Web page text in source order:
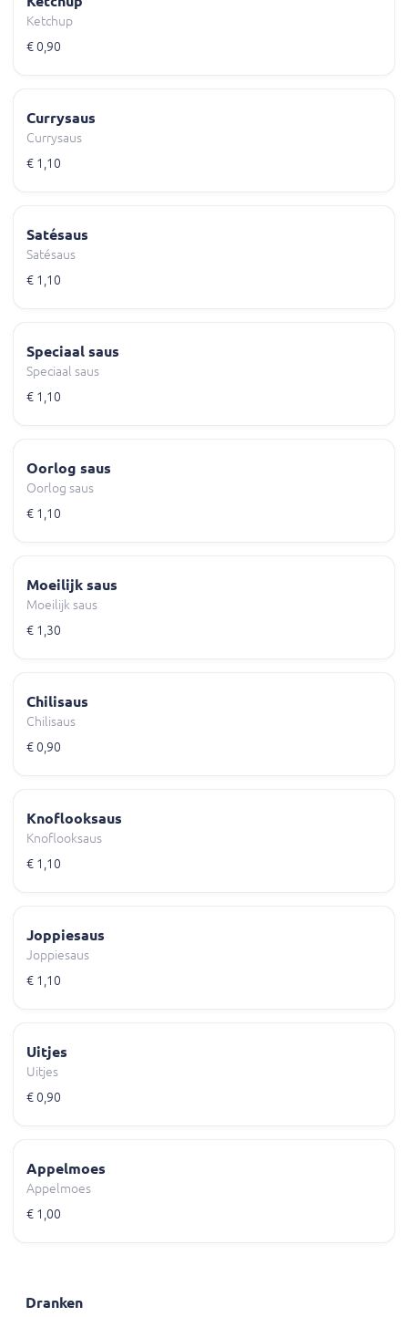
Ketchup
€ 0,90
Currysaus
Currysaus
€ 1,10
Satésaus
Satésaus
€ 1,10
Speciaal saus
Speciaal saus
€ 1,10
Oorlog saus
Oorlog saus
€ 1,10
Moeilijk saus
Moeilijk saus
€ 1,30
Chilisaus
Chilisaus
€ 0,90
Knoflooksaus
Knoflooksaus
€ 1,10
Joppiesaus
Joppiesaus
€ 1,10
Uitjes
Uitjes
€ 0,90
Appelmoes
Appelmoes
€ 1,00
Dranken